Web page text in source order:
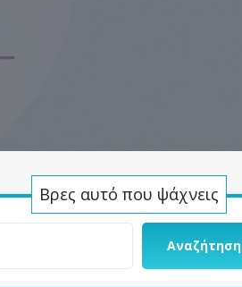
Βρες αυτό που ψάχνεις
Αναζήτηση